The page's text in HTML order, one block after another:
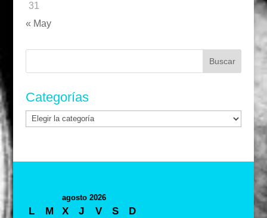
31
« May
Categorías
Categorías
agosto 2026
L M X J V S
D